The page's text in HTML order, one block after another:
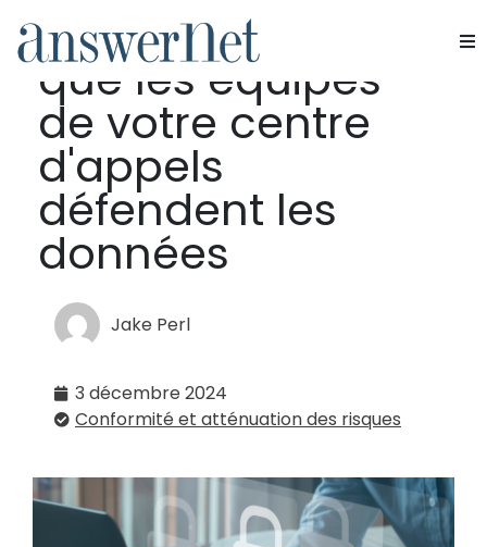
Services
Ressources
À propos de nous
Comment garantir
que les équipes
de votre centre
d'appels
défendent les
données
Jake Perl
3 décembre 2024
Conformité et atténuation des risques